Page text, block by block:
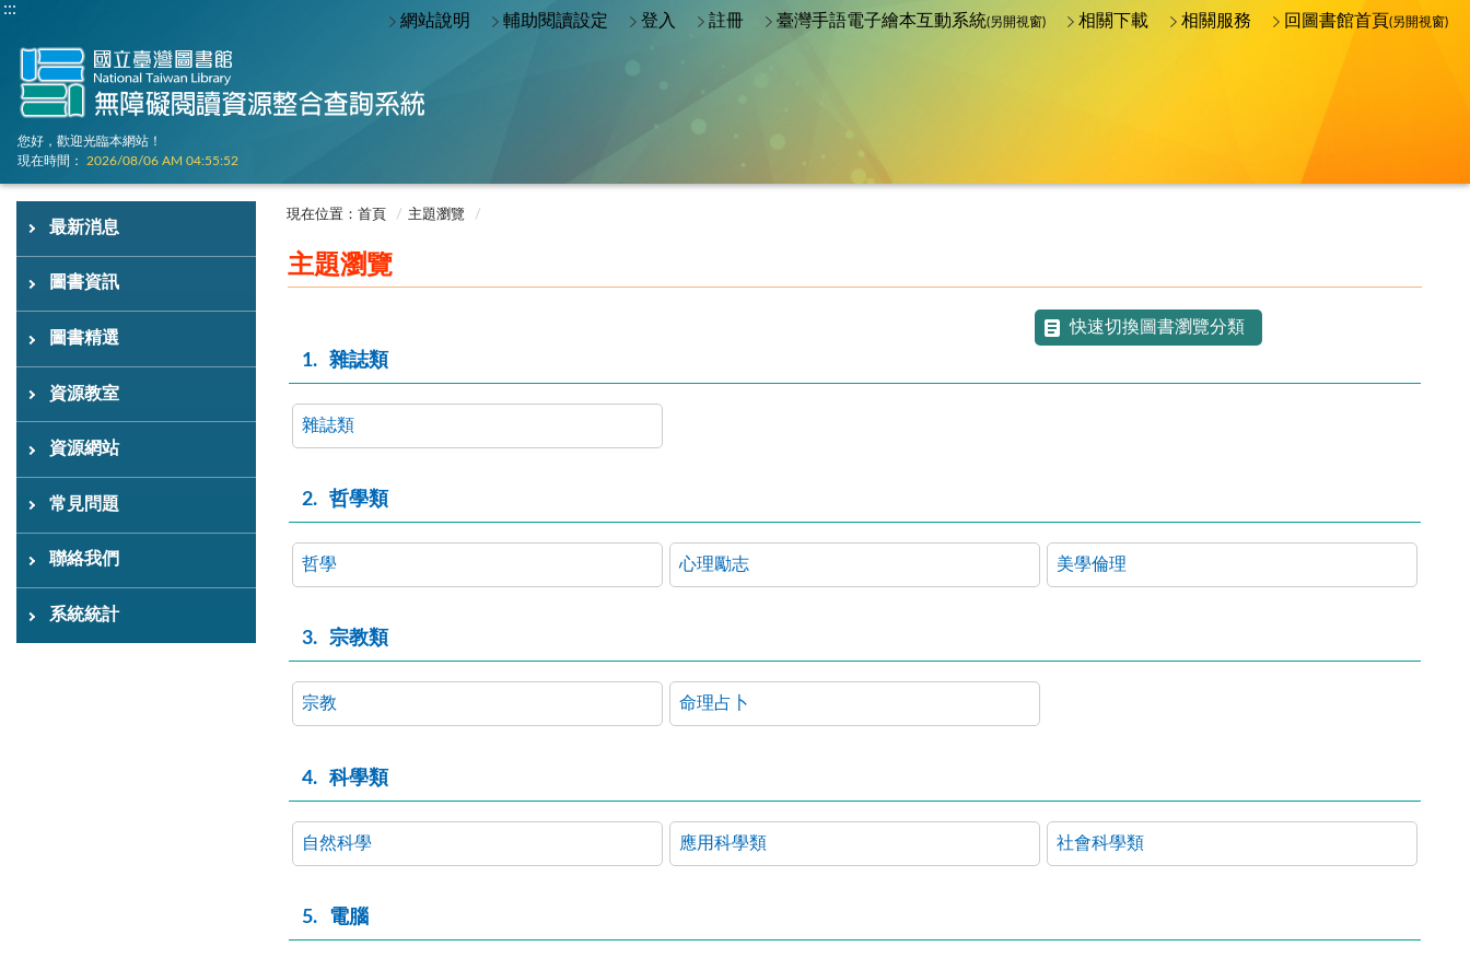
:::
網站說明 輔助閱讀設定 登入 註冊 臺灣手語電子繪本互動系統(另開視窗) 相關下載 相關服務 回圖書館首頁 (另開視窗)
您好，歡迎光臨本網站！
現在時間：
2026/08/06 AM 04:55:53
:::
最新消息
圖書資訊
圖書精選
資源教室
資源網站
常見問題
聯絡我們
系統統計
:::
現在位置：首頁 主題瀏覽
主題瀏覽
快速切換圖書瀏覽分類
1 雜誌類
雜誌類
2 哲學類
哲學 心理勵志 美學倫理
3 宗教類
宗教 命理占卜
4 科學類
自然科學 應用科學類 社會科學類
5 電腦